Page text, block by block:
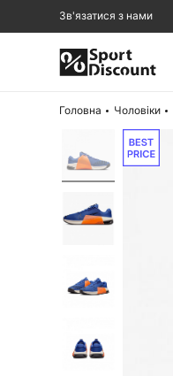
Зв'язатися з нами
Головна Чоловіки